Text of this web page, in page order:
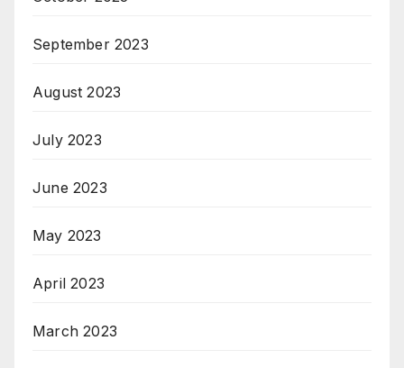
September 2023
August 2023
July 2023
June 2023
May 2023
April 2023
March 2023